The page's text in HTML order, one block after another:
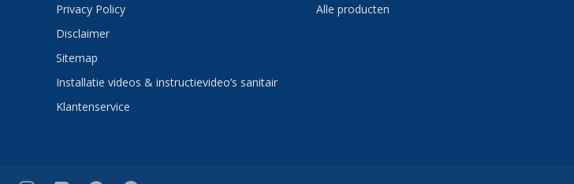
Privacy Policy
Disclaimer
Sitemap
Installatie videos & instructievideo’s sanitair
Klantenservice
Alle producten